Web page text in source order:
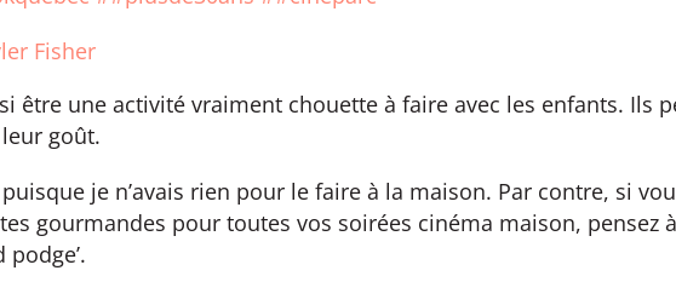
Fisher
être une activité vraiment chouette à faire avec les enfants. Ils
goût.
je n’avais rien pour le faire à la maison. Par contre, si
gourmandes pour toutes vos soirées cinéma maison, pensez